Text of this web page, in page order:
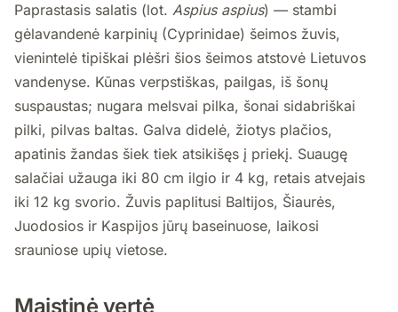
Paprastasis salatis (lot. Aspius aspius) — stambi
gėlavandenė karpinių (Cyprinidae) šeimos žuvis,
vienintelė tipiškai plėšri šios šeimos atstovė Lietuvos
vandenyse. Kūnas verpstiškas, pailgas, iš šonų
suspaustas; nugara melsvai pilka, šonai sidabriškai
pilki, pilvas baltas. Galva didelė, žiotys plačios,
apatinis žandas šiek tiek atsikišęs į priekį. Suaugę
salačiai užauga iki 80 cm ilgio ir 4 kg, retais atvejais
iki 12 kg svorio. Žuvis paplitusi Baltijos, Šiaurės,
Juodosios ir Kaspijos jūrų baseinuose, laikosi
srauniose upių vietose.
Maistinė vertė